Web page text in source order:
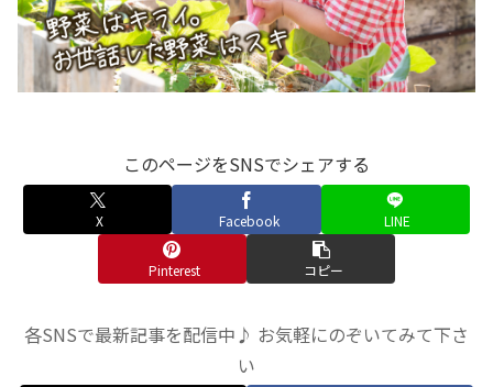
このページをSNSでシェアする
X Facebook LINE
Pinterest コピー
各SNSで最新記事を配信中♪ お気軽にのぞいてみて下さ
い